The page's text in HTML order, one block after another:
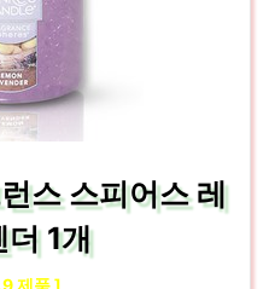
스 스피어스 레
더 1개
제품 ]